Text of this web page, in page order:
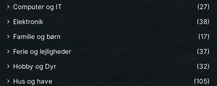
Computer og IT
(27)
Elektronik
(38)
Familie og børn
(17)
Ferie og lejligheder
(37)
Hobby og Dyr
(32)
Hus og have
(105)